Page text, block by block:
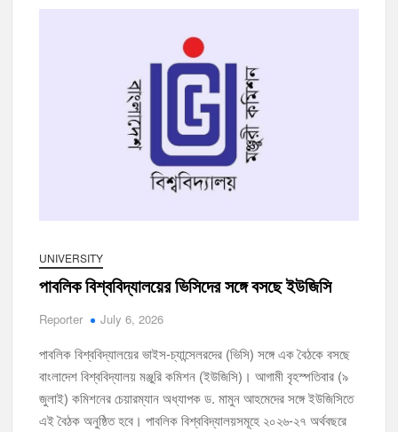
UNIVERSITY
পাবলিক বিশ্ববিদ্যালয়ের ভিসিদের সঙ্গে বসছে ইউজিসি
Reporter July 6, 2026
পাবলিক বিশ্ববিদ্যালয়ের ভাইস-চ্যান্সেলরদের (ভিসি) সঙ্গে এক বৈঠকে বসছে
বাংলাদেশ বিশ্ববিদ্যালয় মঞ্জুরি কমিশন (ইউজিসি)। আগামী বৃহস্পতিবার (৯
জুলাই) কমিশনের চেয়ারম্যান অধ্যাপক ড. মামুন আহমেদের সঙ্গে ইউজিসিতে
এই বৈঠক অনুষ্ঠিত হবে। পাবলিক বিশ্ববিদ্যালয়সমূহে ২০২৬-২৭ অর্থবছরে